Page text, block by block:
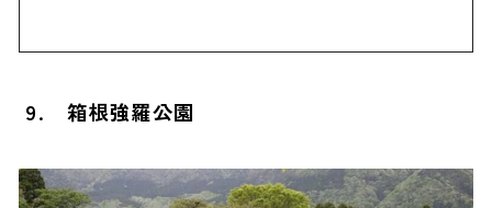
9. 箱根強羅公園